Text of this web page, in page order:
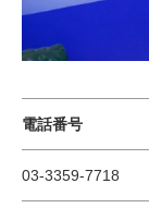
電話番号
03-3359-7718